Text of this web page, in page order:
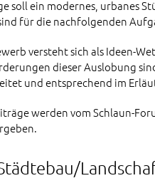
soll ein modernes, urbanes
für die nachfolgenden
versteht sich als Ideen-
dieser Auslobung
und entsprechend im
werden vom Schlaun-